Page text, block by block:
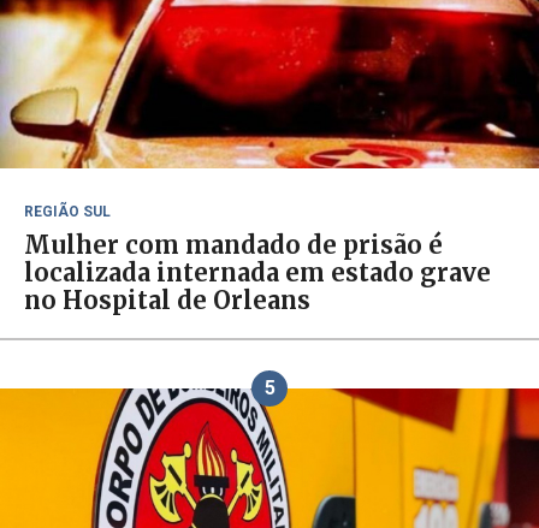
REGIÃO SUL
Mulher com mandado de prisão é
localizada internada em estado grave
no Hospital de Orleans
5